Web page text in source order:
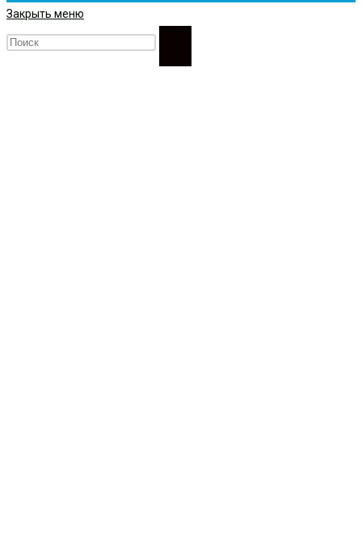
Закрыть меню